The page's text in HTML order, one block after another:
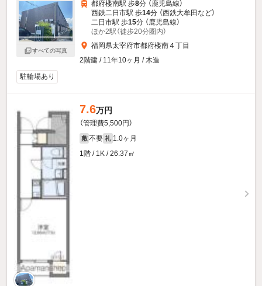
すべての写真
都府楼南駅 歩8分 （鹿児島線）
西鉄二日市駅 歩14分 （西鉄大牟田など）
二日市駅 歩15分 （鹿児島線）
ほか2駅（徒歩20分圏内）
福岡県太宰府市都府楼南４丁目
2階建 / 11年10ヶ月 / 木造
駐輪場あり
7.6万円
（管理費5,500円）
敷 不要 礼 1.0ヶ月
1階 / 1K / 26.37㎡